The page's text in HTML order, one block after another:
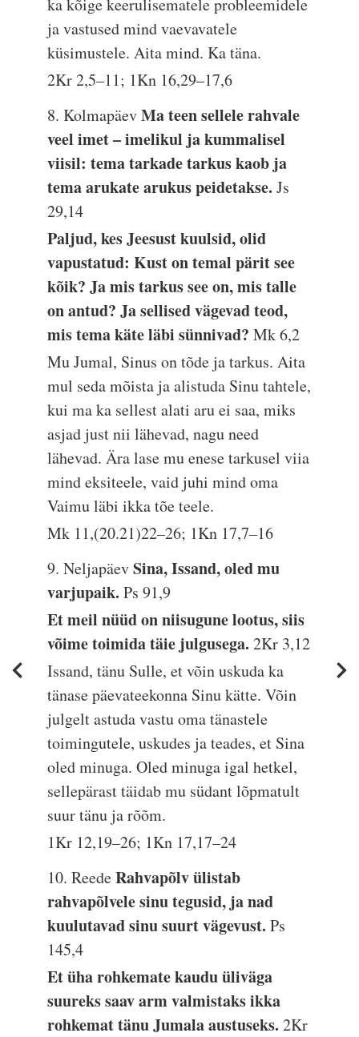
ka kõige keerulisematele probleemidele
ja vastused mind vaevavatele
küsimustele. Aita mind. Ka täna.
2Kr 2,5–11; 1Kn 16,29–17,6
8. KolmapäevMa teen sellele rahvale
veel imet – imelikul ja kummalisel
viisil: tema tarkade tarkus kaob ja
tema arukate arukus peidetakse.Js
29,14
Paljud, kes Jeesust kuulsid, olid
vapustatud: Kust on temal pärit see
kõik? Ja mis tarkus see on, mis talle
on antud? Ja sellised vägevad teod,
mis tema käte läbi sünnivad?Mk 6,2
Mu Jumal, Sinus on tõde ja tarkus. Aita
mul seda mõista ja alistuda Sinu tahtele,
kui ma ka sellest alati aru ei saa, miks
asjad just nii lähevad, nagu need
lähevad. Ära lase mu enese tarkusel viia
mind eksiteele, vaid juhi mind oma
Vaimu läbi ikka tõe teele.
Mk 11,(20.21)22–26; 1Kn 17,7–16
9. NeljapäevSina, Issand, oled mu
varjupaik.Ps 91,9
Et meil nüüd on niisugune lootus, siis
võime toimida täie julgusega.2Kr 3,12
Issand, tänu Sulle, et võin uskuda ka
tänase päevateekonna Sinu kätte. Võin
julgelt astuda vastu oma tänastele
toimingutele, uskudes ja teades, et Sina
oled minuga. Oled minuga igal hetkel,
sellepärast täidab mu südant lõpmatult
suur tänu ja rõõm.
1Kr 12,19–26; 1Kn 17,17–24
10. ReedeRahvapõlv ülistab
rahvapõlvele sinu tegusid, ja nad
kuulutavad sinu suurt vägevust.Ps
145,4
Et üha rohkemate kaudu üliväga
suureks saav arm valmistaks ikka
rohkemat tänu Jumala austuseks.2Kr